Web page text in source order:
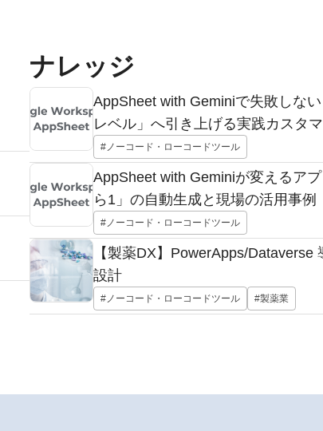
ナレッジ
AppSheet with Geminiで失敗しな
レベル」へ引き上げる実践カスタ
#ノーコード・ローコードツール
AppSheet with Geminiが変えるア
ら1」の自動生成と現場の活用事例
#ノーコード・ローコードツール
【製薬DX】PowerApps/Dataverse
設計
#ノーコード・ローコードツール #製薬業